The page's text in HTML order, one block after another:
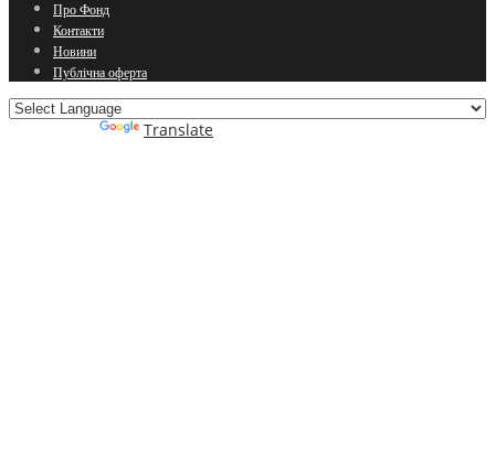
Про Фонд
Контакти
Новини
Публічна оферта
Translate